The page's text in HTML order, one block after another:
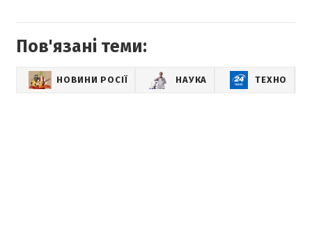
Пов'язані теми:
НОВИНИ РОСІЇ НАУКА ТЕХНО